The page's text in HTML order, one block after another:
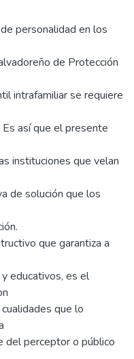
personalidad en los
de Protección
intrafamiliar se requiere
así que el presente
instituciones que velan
de solución que los
que garantiza a
educativos, es el
que lo
del perceptor o público